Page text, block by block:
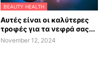
BEAUTY HEALTH
Αυτές είναι οι καλύτερες
τροφές για τα νεφρά σας...
November 12, 2024